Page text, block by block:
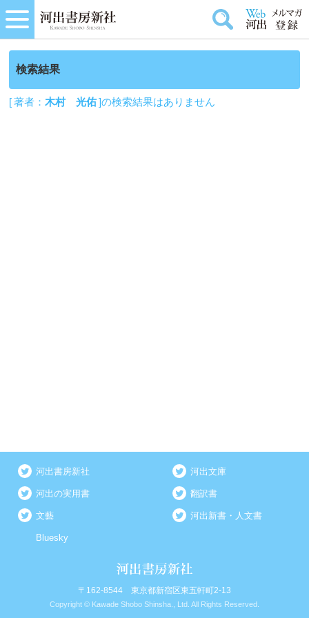
検索結果
[ 著者：木村 光佑]の検索結果はありません
河出書房新社 河出文庫
河出の実用書 翻訳書
文藝 河出新書・人文書
Bluesky
〒162-8544 東京都新宿区東五軒町2-13
Copyright © Kawade Shobo Shinsha., Ltd. All Rights Reserved.